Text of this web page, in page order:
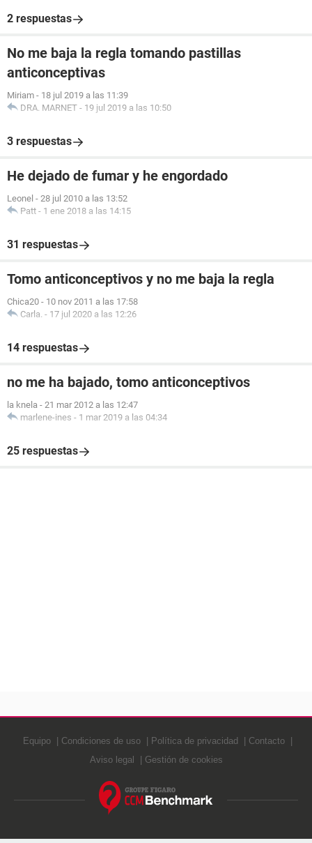
2 respuestas
No me baja la regla tomando pastillas
anticonceptivas
Miriam - 18 jul 2019 a las 11:39
DRA. MARNET - 19 jul 2019 a las 10:50
3 respuestas
He dejado de fumar y he engordado
Leonel - 28 jul 2010 a las 13:52
Patt - 1 ene 2018 a las 14:15
31 respuestas
Tomo anticonceptivos y no me baja la regla
Chica20 - 10 nov 2011 a las 17:58
Carla. - 17 jul 2020 a las 12:26
14 respuestas
no me ha bajado, tomo anticonceptivos
la knela - 21 mar 2012 a las 12:47
marlene-ines - 1 mar 2019 a las 04:34
25 respuestas
Equipo Condiciones de uso Política de privacidad
Contacto
Aviso legal
Gestión de cookies